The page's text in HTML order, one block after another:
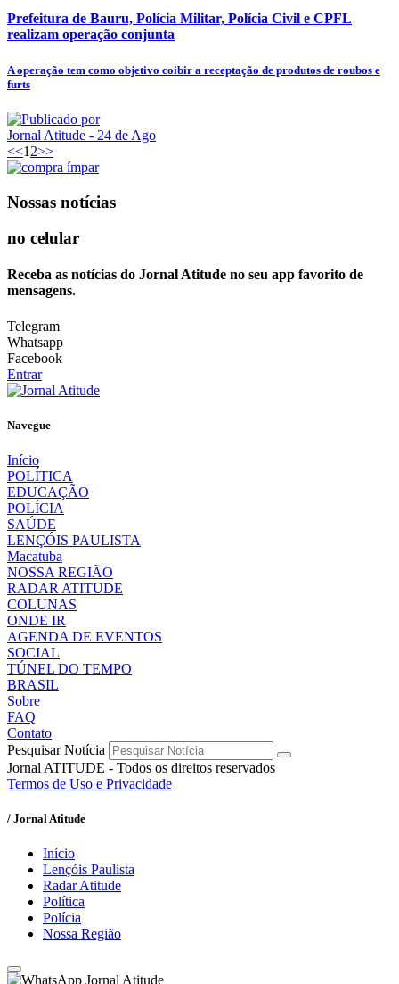
Prefeitura de Bauru, Polícia Militar, Polícia Civil e CPFL
realizam operação conjunta
A operação tem como objetivo coibir a receptação de produtos de roubos e
furts
Jornal Atitude - 24 de Ago
<<1 2>>
Nossas notícias
no celular
Receba as notícias do Jornal Atitude no seu app favorito de
mensagens.
Telegram
Whatsapp
Facebook
Entrar
Navegue
Início
POLÍTICA
EDUCAÇÃO
POLÍCIA
SAÚDE
LENÇÓIS PAULISTA
Macatuba
NOSSA REGIÃO
RADAR ATITUDE
COLUNAS
ONDE IR
AGENDA DE EVENTOS
SOCIAL
TÚNEL DO TEMPO
BRASIL
Sobre
FAQ
Contato
Pesquisar Notícia
Jornal ATITUDE - Todos os direitos reservados
Termos de Uso e Privacidade
/ Jornal Atitude
Início
Lençóis Paulista
Radar Atitude
Política
Polícia
Nossa Região
Jornal Atitude